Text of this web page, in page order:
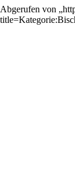
Abgerufen von „